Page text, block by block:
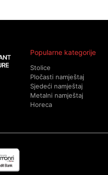
Popularne kategorije
Stolice
Pločasti namještaj
Sjedeći namještaj
Metalni namještaj
Horeca